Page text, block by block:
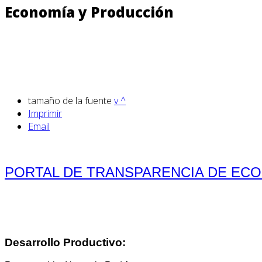
Economía y Producción
tamaño de la fuente v^
Imprimir
Email
PORTAL DE TRANSPARENCIA DE
Desarrollo Productivo: